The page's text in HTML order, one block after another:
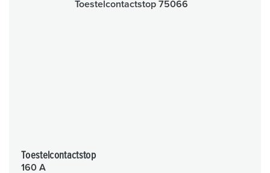
Toestelcontactstop
160 A